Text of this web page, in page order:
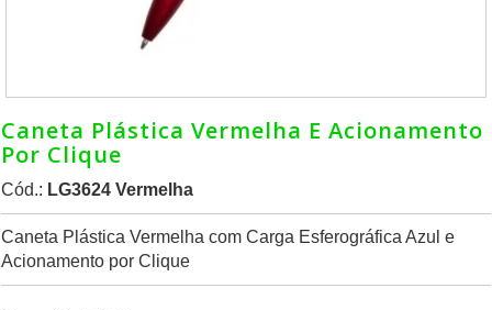
Caneta Plástica Vermelha E Acionamento
Por Clique
Cód.: LG3624 Vermelha
Caneta Plástica Vermelha com Carga Esferográfica Azul e
Acionamento por Clique